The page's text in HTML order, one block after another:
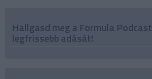
Hallgasd meg a Formula Podcast
legfrissebb adását!